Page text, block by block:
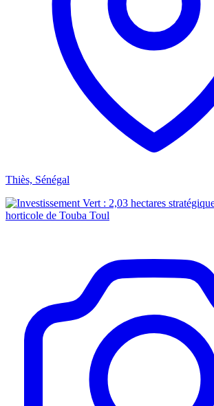
Thiès, Sénégal